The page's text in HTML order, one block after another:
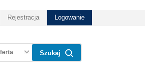
Rejestracja Logowanie
Szukaj